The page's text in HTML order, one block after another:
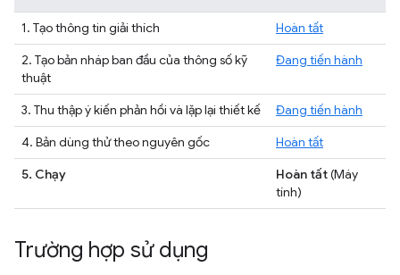
1. Tạo thông tin giải thích
Hoàn tất
2. Tạo bản nháp ban đầu của thông số kỹ
thuật
Đang tiến hành
3. Thu thập ý kiến phản hồi và lặp lại thiết kế
Đang tiến hành
4. Bản dùng thử theo nguyên gốc
Hoàn tất
5. Chạy
Hoàn tất(Máy
tính)
Trường hợp sử dụng